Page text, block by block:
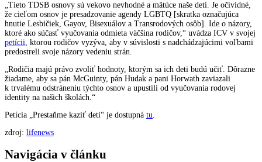
„Tieto TDSB osnovy sú vekovo nevhodné a mätúce naše deti. Je očividné,
že cieľom osnov je presadzovanie agendy LGBTQ [skratka označujúca
hnutie Lesbičiek, Gayov, Bisexuálov a Transrodových osôb]. Ide o názory,
ktoré ako súčasť vyučovania odmieta väčšina rodičov,“ uvádza ICV v svojej
petícii, ktorou rodičov vyzýva, aby v súvislosti s nadchádzajúcimi voľbami
predostreli svoje názory vedeniu strán.
„Rodičia majú právo zvoliť hodnoty, ktorým sa ich deti budú učiť. Dôrazne
žiadame, aby sa pán McGuinty, pán Hudak a pani Horwath zaviazali
k trvalému odstráneniu týchto osnov a upustili od vyučovania rodovej
identity na našich školách.“
Petícia „Prestaňme kaziť deti“ je dostupná tu.
zdroj: lifenews
Navigácia v článku